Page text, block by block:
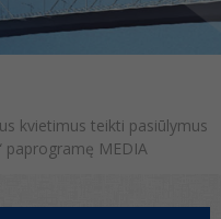
kvietimus teikti pasiūlymus
paprogramę MEDIA